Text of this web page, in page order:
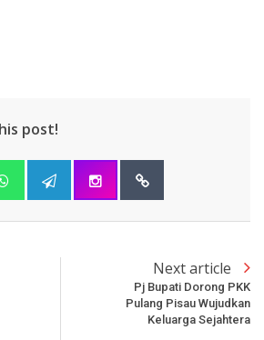
post!
Next article
Pj Bupati Dorong PKK
Pulang Pisau Wujudkan
Keluarga Sejahtera